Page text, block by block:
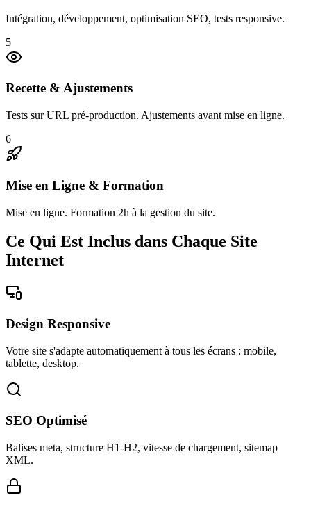
Intégration, développement, optimisation SEO, tests responsive.
5
Recette & Ajustements
Tests sur URL pré-production. Ajustements avant mise en ligne.
6
Mise en Ligne & Formation
Mise en ligne. Formation 2h à la gestion du site.
Ce Qui Est Inclus dans Chaque Site
Internet
Design Responsive
Votre site s'adapte automatiquement à tous les écrans : mobile,
tablette, desktop.
SEO Optimisé
Balises meta, structure H1-H2, vitesse de chargement, sitemap
XML.